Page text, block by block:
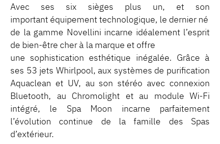
Avec ses six sièges plus un, et son
important équipement technologique, le dernier né
de la gamme Novellini incarne idéalement l’esprit
de bien-être cher à la marque et offre
une sophistication esthétique inégalée. Grâce à
ses 53 jets Whirlpool, aux systèmes de purification
Aquaclean et UV, au son stéréo avec connexion
Bluetooth, au Chromolight et au module Wi-Fi
intégré, le Spa Moon incarne parfaitement
l’évolution continue de la famille des Spas
d’extérieur.